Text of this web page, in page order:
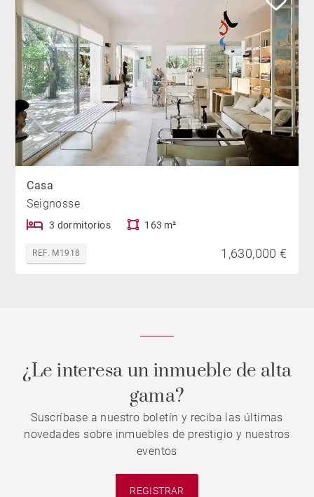
Casa
Seignosse
3 dormitorios 163 m²
REF. M1918 1,630,000 €
¿Le interesa un inmueble de alta
gama?
Suscríbase a nuestro boletín y reciba las últimas
novedades sobre inmuebles de prestigio y nuestros
eventos
REGISTRAR